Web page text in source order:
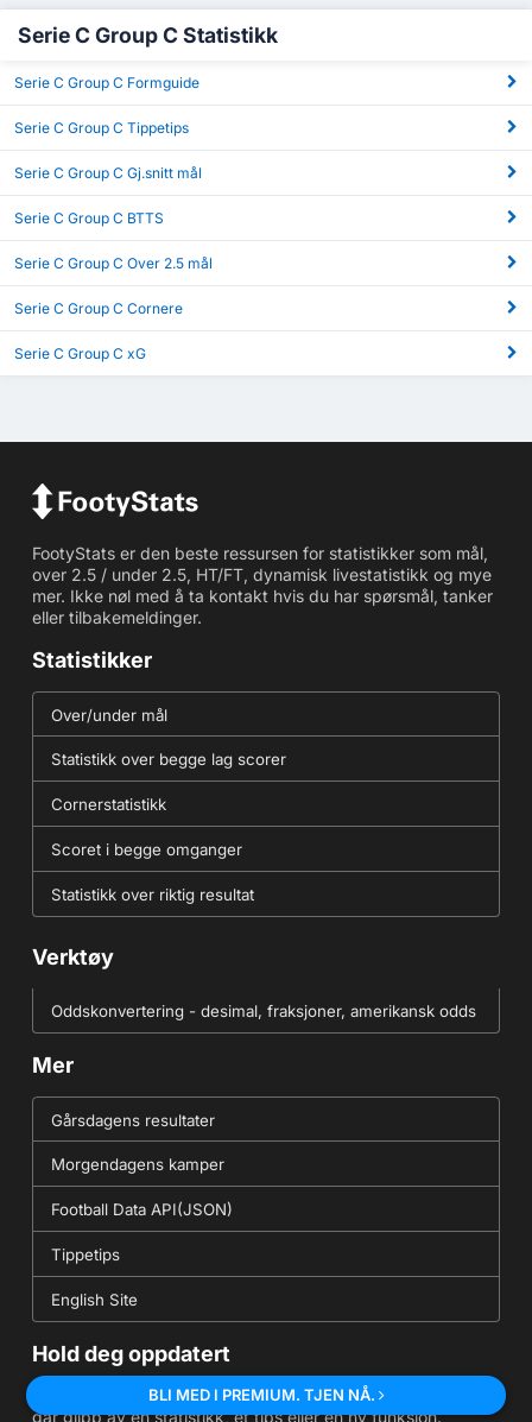
Serie C Group C Statistikk
Serie C Group C Formguide
Serie C Group C Tippetips
Serie C Group C Gj.snitt mål
Serie C Group C BTTS
Serie C Group C Over 2.5 mål
Serie C Group C Cornere
Serie C Group C xG
FootyStats er den beste ressursen for statistikker som mål,
over 2.5 / under 2.5, HT/FT, dynamisk livestatistikk og mye
mer. Ikke nøl med å ta kontakt hvis du har spørsmål, tanker
eller tilbakemeldinger.
Statistikker
Over/under mål
Statistikk over begge lag scorer
Cornerstatistikk
Scoret i begge omganger
Statistikk over riktig resultat
Verktøy
Oddskonvertering - desimal, fraksjoner, amerikansk odds
Mer
Gårsdagens resultater
Morgendagens kamper
Football Data API(JSON)
Tippetips
English Site
Hold deg oppdatert
Følg FootyStats på følgende kanaler for å sikre at du aldri
går glipp av en statistikk, et tips eller en ny funksjon.
BLI MED I PREMIUM. TJEN NÅ.